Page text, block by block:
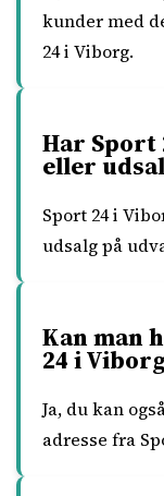
kunder med
24 i Viborg.
Har Sport
eller
Sport 24 i
udsalg på
Kan man
24 i
Ja, du kan
adresse fra